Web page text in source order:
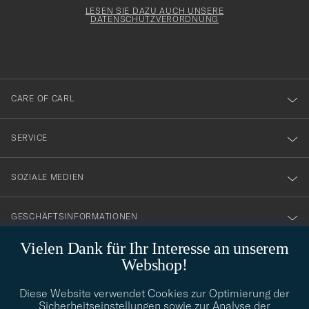
Vielen Dank für Ihr Interesse an unserem
Webshop!
Diese Website verwendet Cookies zur Optimierung der
Sicherheitseinstellungen sowie zur Analyse der
dig
till
vårt
nyhetsbrev!
LESEN SIE DAZU AUCH UNSERE
DATENSCHUTZVERORDNUNG
CARE OF CARL
SERVICE
SOZIALE MEDIEN
GESCHÄFTSINFORMATIONEN
Benötigen Sie Hilfe bei der Suche nach Ihrem persönlichen Stil?